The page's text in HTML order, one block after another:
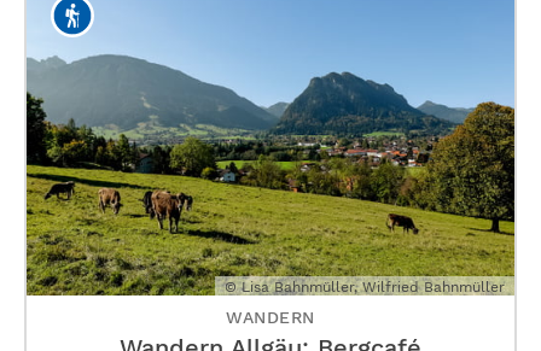
© Lisa Bahnmüller, Wilfried Bahnmüller
WANDERN